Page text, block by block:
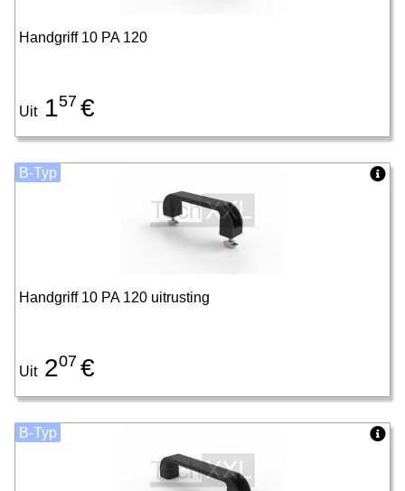
Handgriff 10 PA 120
Uit157 €
Handgriff 10 PA 120 uitrusting
Uit207 €
B-Typ
B-Typ